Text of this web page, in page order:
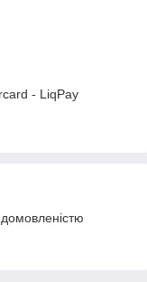
- LiqPay